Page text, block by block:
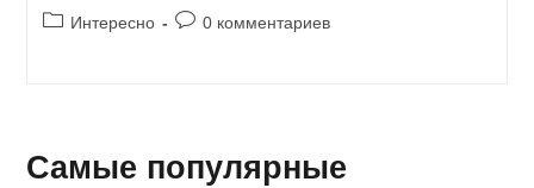
Рубрика
Интересно
Комментарии
0 комментариев
Самые популярные